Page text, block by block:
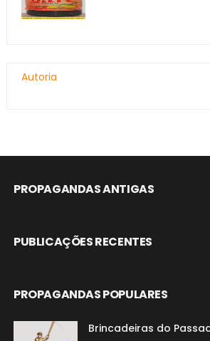
Autoria
PROPAGANDAS ANTIGAS
PUBLICAÇÕES RECENTES
PROPAGANDAS POPULARES
Brincadeiras do